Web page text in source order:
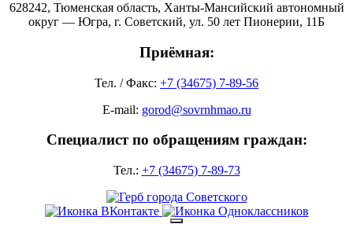
628242, Тюменская область, Ханты-Мансийский автономный
округ — Югра, г. Советский, ул. 50 лет Пионерии, 11Б
Приёмная:
Тел. / Факс: +7 (34675) 7-89-56
E-mail: gorod@sovrnhmao.ru
Специалист по обращениям граждан:
Тел.: +7 (34675) 7-89-73